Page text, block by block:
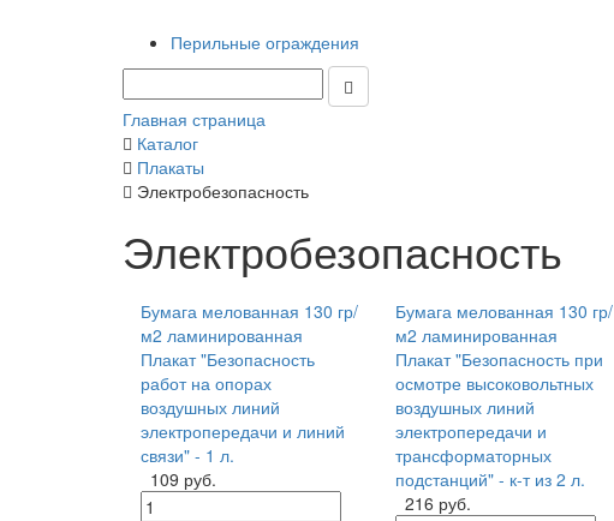
Перильные ограждения
Главная страница
Каталог
Плакаты
Электробезопасность
Электробезопасность
Бумага мелованная 130 гр/
м2 ламинированная
Плакат "Безопасность
работ на опорах
воздушных линий
электропередачи и линий
связи" - 1 л.
109 руб.
Бумага мелованная 130 гр/
м2 ламинированная
Плакат "Безопасность при
осмотре высоковольтных
воздушных линий
электропередачи и
трансформаторных
подстанций" - к-т из 2 л.
216 руб.